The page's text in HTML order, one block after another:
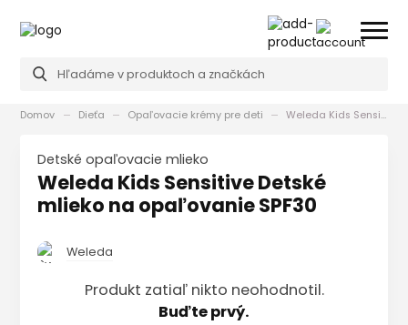
Domov Dieťa Opaľovacie krémy pre deti Weleda Kids Sensitive Detské mlieko na opaľovanie SPF30
Detské opaľovacie mlieko
Weleda Kids Sensitive Detské
mlieko na opaľovanie SPF30
Weleda
Produkt zatiaľ nikto neohodnotil.
Buďte prvý.